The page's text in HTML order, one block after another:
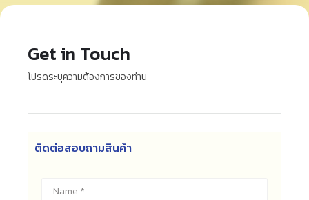
Get in Touch
โปรดระบุความต้องการของท่าน
ติดต่อสอบถามสินค้า